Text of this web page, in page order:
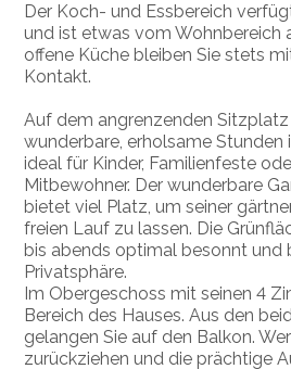
Der Koch- und Essbereich
und ist etwas vom Wohnbereich
offene Küche bleiben Sie stets
Kontakt.
Auf dem angrenzenden Sitzplatz
wunderbare, erholsame Stunden
ideal für Kinder, Familienfeste
Mitbewohner. Der wunderbare
bietet viel Platz, um seiner
freien Lauf zu lassen. Die
bis abends optimal besonnt und
Privatsphäre.
Im Obergeschoss mit seinen 4
Bereich des Hauses. Aus den
gelangen Sie auf den Balkon.
zurückziehen und die prächtige